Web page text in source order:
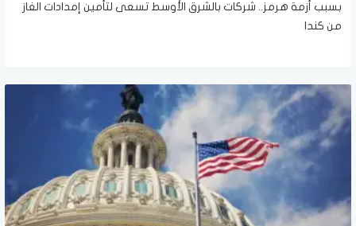
بسبب أزمة هرمز.. شركات بالشرق الأوسط تسعى لتأمين إمدادات الغاز
من كندا